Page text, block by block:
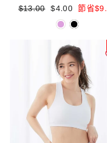
正
$13.00
減
價
價
$4.00 節省